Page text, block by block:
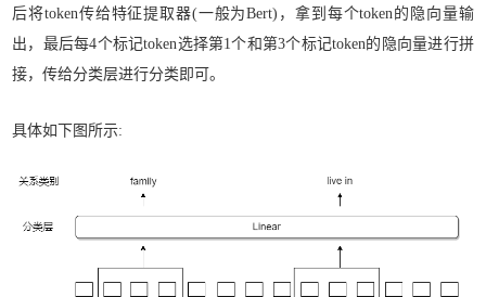
后将token传给特征提取器(一般为Bert)，拿到每个token的隐向量输
出，最后每4个标记token选择第1个和第3个标记token的隐向量进行拼
接，传给分类层进行分类即可。
具体如下图所示: